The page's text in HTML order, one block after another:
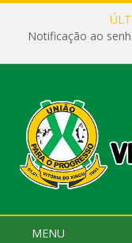
Notificação ao
MENU